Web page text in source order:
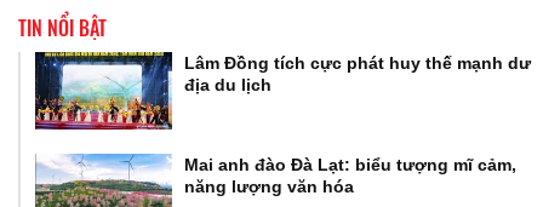
TIN NỔI BẬT
Lâm Đồng tích cực phát huy thế mạnh dư
địa du lịch
Mai anh đào Đà Lạt: biểu tượng mĩ cảm,
năng lượng văn hóa